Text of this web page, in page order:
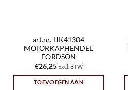
art.nr. HK41304
MOTORKAPHENDEL
FORDSON
€26,25 Excl. BTW
TOEVOEGEN AAN